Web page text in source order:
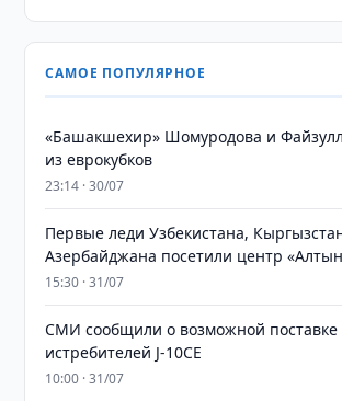
САМОЕ ПОПУЛЯРНОЕ
«Башакшехир» Шомуродова и
из еврокубков
23:14 · 30/07
Первые леди Узбекистана,
Азербайджана посетили центр
15:30 · 31/07
СМИ сообщили о возможной поставке
истребителей J-10CE
10:00 · 31/07